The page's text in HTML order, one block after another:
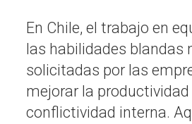
En Chile, el trabajo en
las habilidades blandas
solicitadas por las
mejorar la productividad
conflictividad interna.